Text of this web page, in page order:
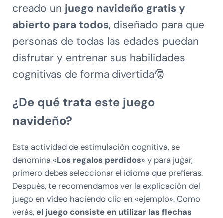
creado un juego navideño gratis y
abierto para todos, diseñado para que
personas de todas las edades puedan
disfrutar y entrenar sus habilidades
cognitivas de forma divertida🎅
¿De qué trata este juego
navideño?
Esta actividad de estimulación cognitiva, se
denomina «Los regalos perdidos» y para jugar,
primero debes seleccionar el idioma que prefieras.
Después, te recomendamos ver la explicación del
juego en vídeo haciendo clic en «ejemplo». Como
verás, el juego consiste en utilizar las flechas